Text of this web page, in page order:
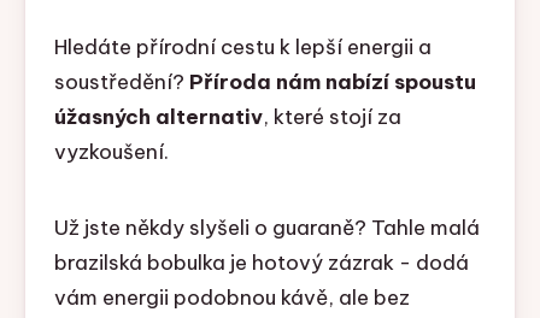
Hledáte přírodní cestu k lepší energii a
soustředění? Příroda nám nabízí spoustu
úžasných alternativ, které stojí za
vyzkoušení.
Už jste někdy slyšeli o guaraně? Tahle malá
brazilská bobulka je hotový zázrak - dodá
vám energii podobnou kávě, ale bez